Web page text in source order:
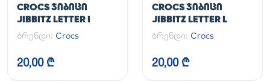
CROCS ᲯᲘᲑᲘᲪᲘ
JIBBITZ LETTER I
ბრენდი: Crocs
20,00 ₾
CROCS ᲯᲘᲑᲘᲪᲘ
JIBBITZ LETTER L
ბრენდი: Crocs
20,00 ₾